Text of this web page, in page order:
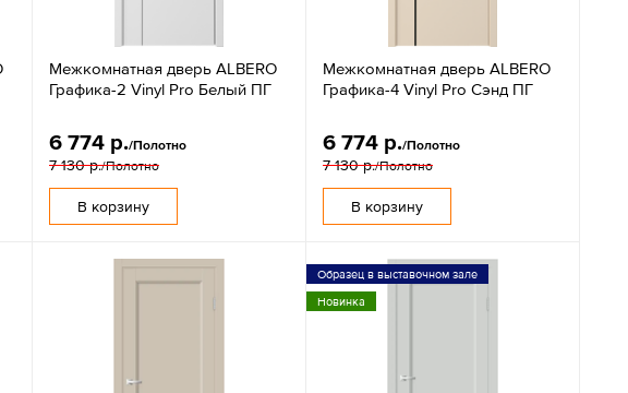
Межкомнатная дверь ALBERO
Графика-2 Vinyl Pro Белый ПГ
6 774 р./Полотно
7 130 р./Полотно
В корзину
Межкомнатная дверь ALBERO
Графика-4 Vinyl Pro Сэнд ПГ
6 774 р./Полотно
7 130 р./Полотно
В корзину
Образец в выставочном зале
Новинка